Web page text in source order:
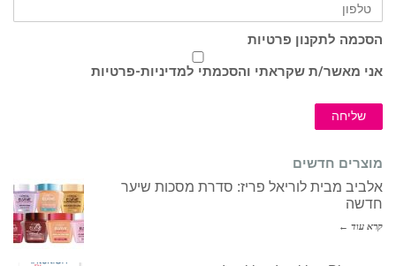
הסכמה לתקנון פרטיות
אני מאשר/ת שקראתי והסכמתי למדיניות-פרטיות
שליחה
מוצרים חדשים
אלביב מבית לוריאל פריז: סדרת מסכות שיער
חדשה
קרא עוד ←